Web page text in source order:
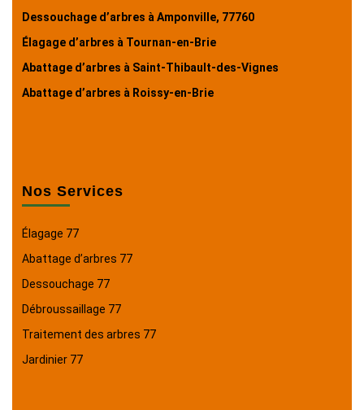
Dessouchage d’arbres à Amponville, 77760
Élagage d’arbres à Tournan-en-Brie
Abattage d’arbres à Saint-Thibault-des-Vignes
Abattage d’arbres à Roissy-en-Brie
Nos Services
Élagage 77
Abattage d’arbres 77
Dessouchage 77
Débroussaillage 77
Traitement des arbres 77
Jardinier 77